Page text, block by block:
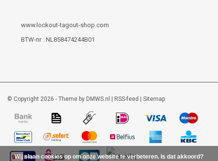
www.lockout-tagout-shop.com
BTW-nr : NL858474244B01
© Copyright 2026 - Theme by DMWS.nl | RSS-feed | Sitemap
Wij slaan cookies op om onze website te verbeteren. Is dat akkoord?